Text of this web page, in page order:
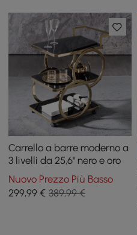
Carrello a barre moderno a
3 livelli da 25,6" nero e oro
Nuovo Prezzo Più Basso
299,99 € 389,99 €